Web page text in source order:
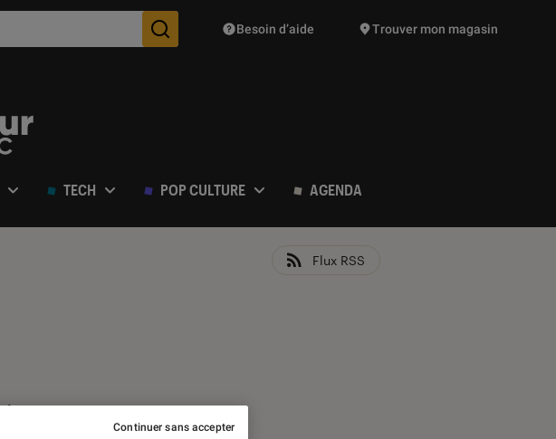
Des suggestions de produits vont vous être proposées
Besoin d’aide Trouver mon magasin
TECH POP CULTURE AGENDA
Flux RSS
et
Continuer sans accepter